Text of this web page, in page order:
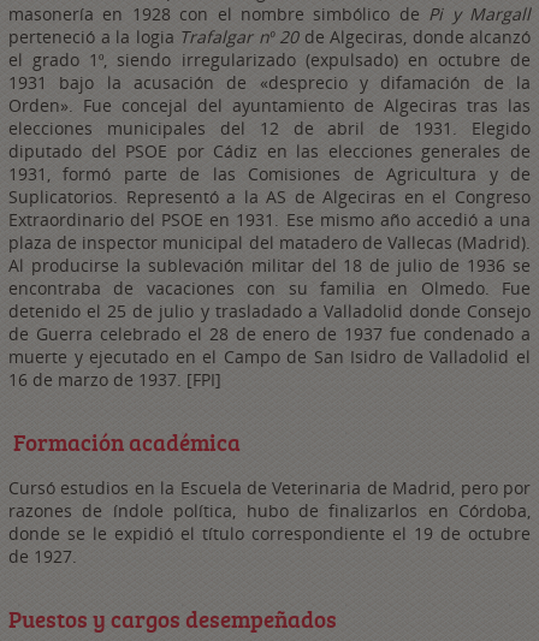
masonería en 1928 con el nombre simbólico de Pi y Margall
perteneció a la logia Trafalgar nº 20de Algeciras, donde alcanzó
el grado 1º, siendo irregularizado (expulsado) en octubre de
1931 bajo la acusación de «desprecio y difamación de la
Orden». Fue concejal del ayuntamiento de Algeciras tras las
elecciones municipales del 12 de abril de 1931. Elegido
diputado del PSOE por Cádiz en las elecciones generales de
1931, formó parte de las Comisiones de Agricultura y de
Suplicatorios. Representó a la AS de Algeciras en el Congreso
Extraordinario del PSOE en 1931. Ese mismo año accedió a una
plaza de inspector municipal del matadero de Vallecas (Madrid).
Al producirse la sublevación militar del 18 de julio de 1936 se
encontraba de vacaciones con su familia en Olmedo. Fue
detenido el 25 de julio y trasladado a Valladolid donde Consejo
de Guerra celebrado el 28 de enero de 1937 fue condenado a
muerte y ejecutado en el Campo de San Isidro de Valladolid el
16 de marzo de 1937. [FPI]
Formación académica
Cursó estudios en la Escuela de Veterinaria de Madrid, pero por
razones de índole política, hubo de finalizarlos en Córdoba,
donde se le expidió el título correspondiente el 19 de octubre
de 1927.
Puestos y cargos desempeñados